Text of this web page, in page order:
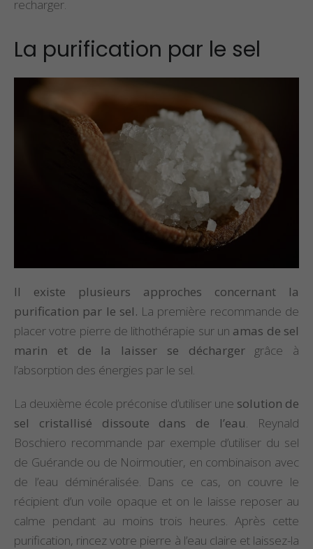
recharger.
La purification par le sel
Il existe plusieurs approches concernant la
purification par le sel. La première recommande de
placer votre pierre de lithothérapie sur un amas de sel
marin et de la laisser se déchargergrâce à
l’absorption des énergies par le sel.
La deuxième école préconise d’utiliser une solution de
sel cristallisé dissoute dans de l’eau. Reynald
Boschiero recommande par exemple d’utiliser du sel
de Guérande ou de Noirmoutier, en combinaison avec
de l’eau déminéralisée. Dans ce cas, on couvre le
récipient d’un voile opaque et on le laisse reposer au
calme pendant au moins trois heures. Après cette
purification, rincez votre pierre à l’eau claire et laissez-la